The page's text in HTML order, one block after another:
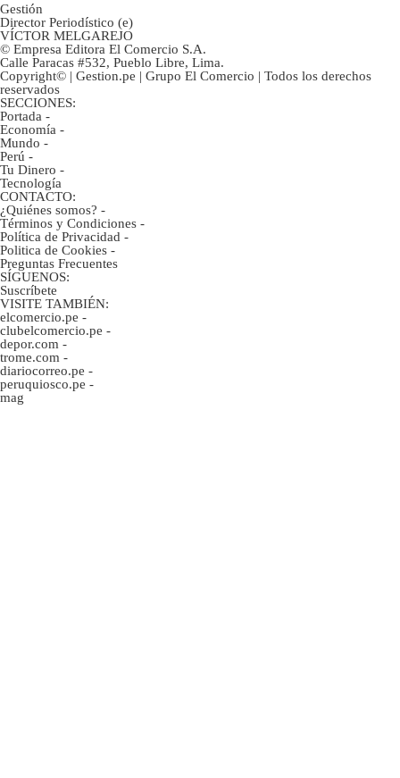
Gestión
Director Periodístico (e)
VÍCTOR MELGAREJO
© Empresa Editora El Comercio S.A.
Calle Paracas #532, Pueblo Libre, Lima.
Copyright© | Gestion.pe | Grupo El Comercio | Todos los derechos
reservados
SECCIONES:
Portada -
Economía -
Mundo -
Perú -
Tu Dinero -
Tecnología
CONTACTO:
¿Quiénes somos? -
Términos y Condiciones -
Política de Privacidad -
Politica de Cookies -
Preguntas Frecuentes
SÍGUENOS:
Suscríbete
VISITE TAMBIÉN:
elcomercio.pe -
clubelcomercio.pe -
depor.com -
trome.com -
diariocorreo.pe -
peruquiosco.pe -
mag